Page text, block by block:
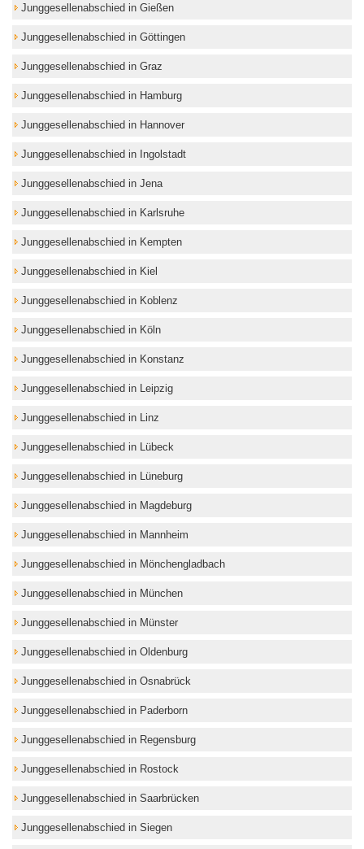
Junggesellenabschied in Gießen
Junggesellenabschied in Göttingen
Junggesellenabschied in Graz
Junggesellenabschied in Hamburg
Junggesellenabschied in Hannover
Junggesellenabschied in Ingolstadt
Junggesellenabschied in Jena
Junggesellenabschied in Karlsruhe
Junggesellenabschied in Kempten
Junggesellenabschied in Kiel
Junggesellenabschied in Koblenz
Junggesellenabschied in Köln
Junggesellenabschied in Konstanz
Junggesellenabschied in Leipzig
Junggesellenabschied in Linz
Junggesellenabschied in Lübeck
Junggesellenabschied in Lüneburg
Junggesellenabschied in Magdeburg
Junggesellenabschied in Mannheim
Junggesellenabschied in Mönchengladbach
Junggesellenabschied in München
Junggesellenabschied in Münster
Junggesellenabschied in Oldenburg
Junggesellenabschied in Osnabrück
Junggesellenabschied in Paderborn
Junggesellenabschied in Regensburg
Junggesellenabschied in Rostock
Junggesellenabschied in Saarbrücken
Junggesellenabschied in Siegen